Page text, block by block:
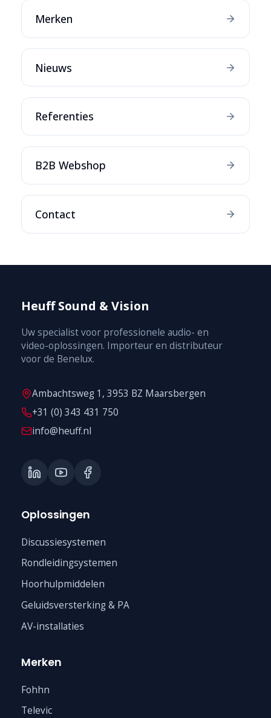
Merken
Nieuws
Referenties
B2B Webshop
Contact
Heuff Sound & Vision
Uw specialist voor professionele audio- en
video-oplossingen. Importeur en distributeur
voor de Benelux.
Ambachtsweg 1, 3953 BZ Maarsbergen
+31 (0) 343 431 750
info@heuff.nl
Oplossingen
Discussiesystemen
Rondleidingsystemen
Hoorhulpmiddelen
Geluidsversterking & PA
AV-installaties
Merken
Fohhn
Televic